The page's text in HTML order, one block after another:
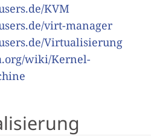
KVM
virt-manager
Virtualisierung
wiki/Kernel-